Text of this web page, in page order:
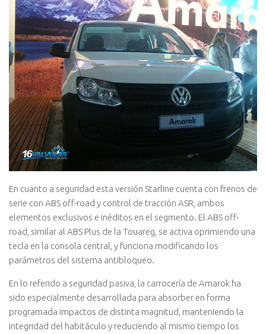
En cuanto a seguridad esta versión Starline cuenta con frenos de
serie con ABS off-road y control de tracción ASR, ambos
elementos exclusivos e inéditos en el segmento. El ABS off-
road, similar al ABS Plus de la Touareg, se activa oprimiendo una
tecla en la consola central, y funciona modificando los
parámetros del sistema antibloqueo.
En lo referido a seguridad pasiva, la carrocería de Amarok ha
sido especialmente desarrollada para absorber en forma
programada impactos de distinta magnitud, manteniendo la
integridad del habitáculo y reduciendo al mismo tiempo los